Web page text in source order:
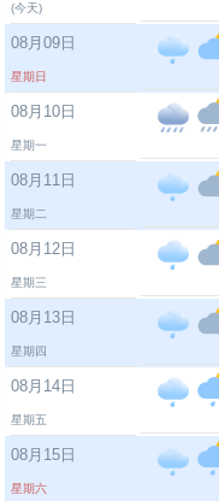
(今天)
08月09日
星期日
08月10日
星期一
08月11日
星期二
08月12日
星期三
08月13日
星期四
08月14日
星期五
08月15日
星期六